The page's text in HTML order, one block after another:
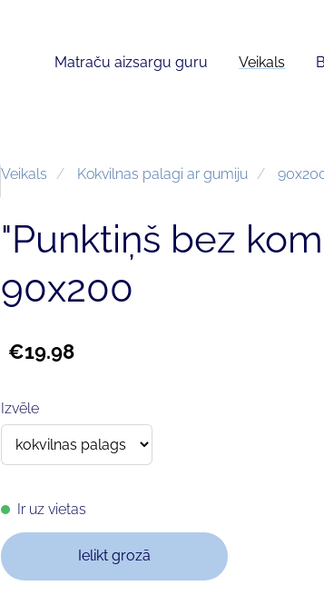
Matraču aizsargu guru Veikals
Veikals Kokvilnas palagi ar gumiju
"Punktiņš bez
90x200
€19.98
Izvēle
Ir uz vietas
Ielikt grozā